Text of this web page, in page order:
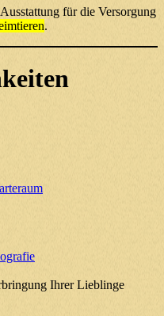
für die Versorgung
.
Ihrer Lieblinge